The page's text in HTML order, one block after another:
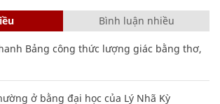
Bình luận nhiều
Bảng công thức lượng giác bằng thơ,
ở bằng đại học của Lý Nhã Kỳ